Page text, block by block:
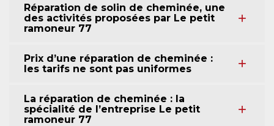
Réparation de solin de cheminée, une
des activités proposées par Le petit
ramoneur 77
Prix d’une réparation de cheminée :
les tarifs ne sont pas uniformes
La réparation de cheminée : la
spécialité de l’entreprise Le petit
ramoneur 77